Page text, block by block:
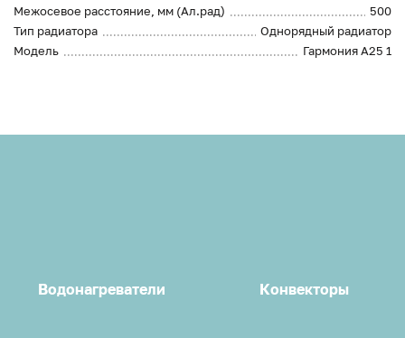
Межосевое расстояние, мм (Ал.рад)
500
Тип радиатора
Однорядный радиатор
Модель
Гармония А25 1
Водонагреватели Конвекторы